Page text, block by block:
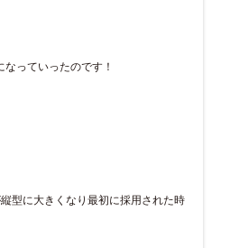
っていったのです！
型に大きくなり最初に採用された時